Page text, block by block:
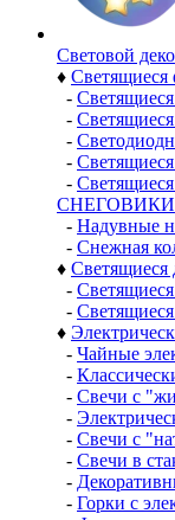
Световой
♦
-
-
-
-
-
СНЕГОВИКИ
- Надувные
- Снежная
♦ Светящиеся
-
-
♦
- Чайные
-
- Свечи с
-
- Свечи с
- Свечи в
-
- Горки с